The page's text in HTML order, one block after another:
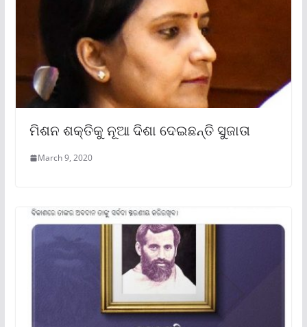
ମିଶନ ଶକ୍ତିକୁ ନୂଆ ଦିଶା ଦେଇଛନ୍ତି ସୁଜାତା
March 9, 2020